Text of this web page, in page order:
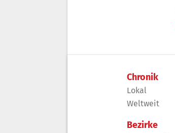
Chronik
Lokal
Weltweit
Bezirke